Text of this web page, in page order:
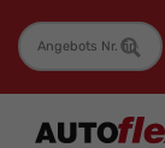
Fahrzeugnummer
Autoflex24